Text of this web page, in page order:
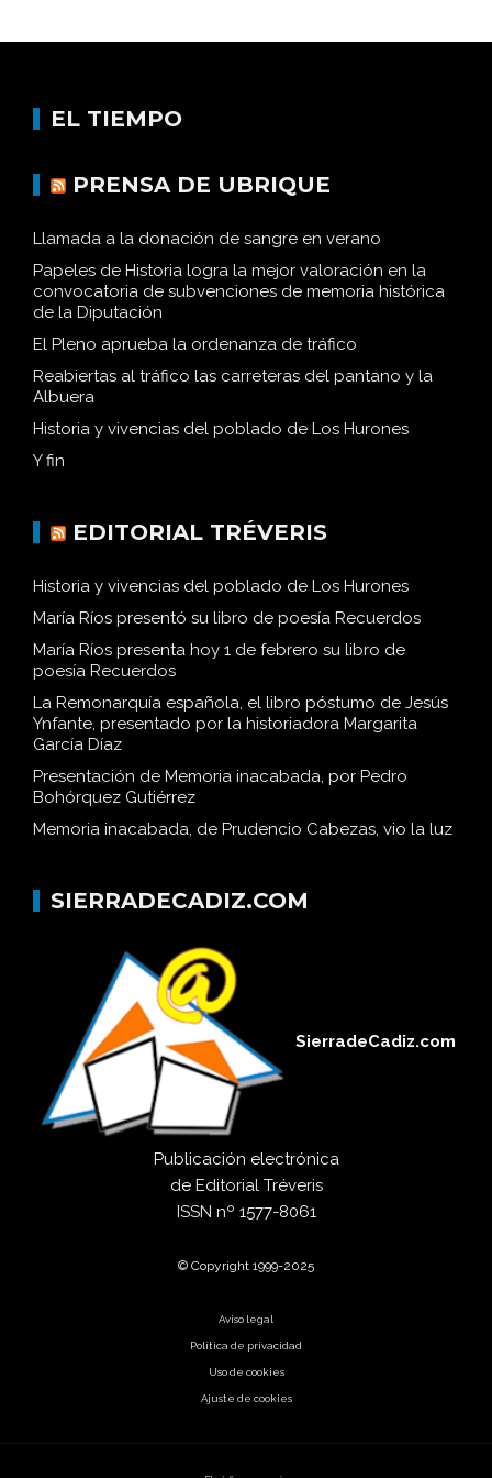
EL TIEMPO
PRENSA DE UBRIQUE
Llamada a la donación de sangre en verano
Papeles de Historia logra la mejor valoración en la
convocatoria de subvenciones de memoria histórica
de la Diputación
El Pleno aprueba la ordenanza de tráfico
Reabiertas al tráfico las carreteras del pantano y la
Albuera
Historia y vivencias del poblado de Los Hurones
Y fin
EDITORIAL TRÉVERIS
Historia y vivencias del poblado de Los Hurones
María Ríos presentó su libro de poesía Recuerdos
María Ríos presenta hoy 1 de febrero su libro de
poesía Recuerdos
La Remonarquía española, el libro póstumo de Jesús
Ynfante, presentado por la historiadora Margarita
García Díaz
Presentación de Memoria inacabada, por Pedro
Bohórquez Gutiérrez
Memoria inacabada, de Prudencio Cabezas, vio la luz
SIERRADECADIZ.COM
SierradeCadiz.com
Publicación electrónica
de Editorial Tréveris
ISSN nº 1577-8061
© Copyright 1999-2025
Aviso legal
Política de privacidad
Uso de cookies
Ajuste de cookies